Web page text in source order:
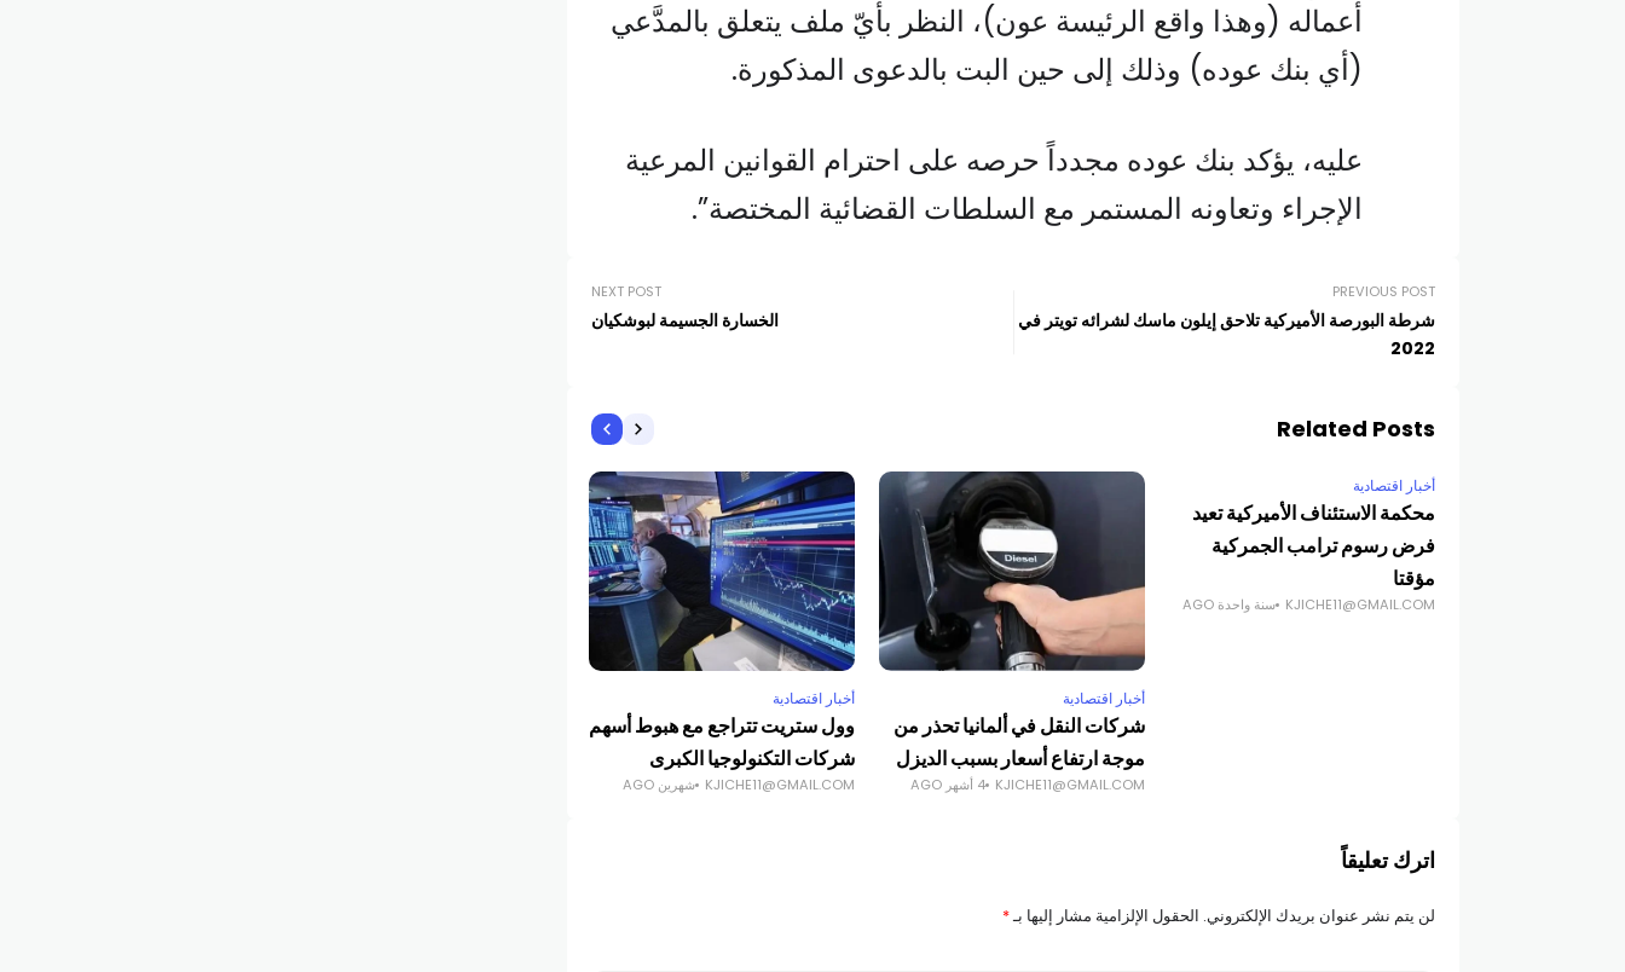
أعماله (وهذا واقع الرئيسة عون)، النظر بأيّ ملف يتعلق بالمدَّعي
(أي بنك عوده) وذلك إلى حين البت بالدعوى المذكورة.
عليه، يؤكد بنك عوده مجدداً حرصه على احترام القوانين المرعية
الإجراء وتعاونه المستمر مع السلطات القضائية المختصة”.
PREVIOUS POST
شرطة البورصة الأميركية تلاحق إيلون ماسك لشرائه تويتر في
2022
NEXT POST
الخسارة الجسيمة لبوشكيان
Related Posts
أخبار اقتصادية
محكمة الاستئناف الأميركية تعيد
فرض رسوم ترامب الجمركية
مؤقتا
KJICHE11@GMAIL.COM سنة واحدة AGO
أخبار اقتصادية
شركات النقل في ألمانيا تحذر من
موجة ارتفاع أسعار بسبب الديزل
KJICHE11@GMAIL.COM 4 أشهر AGO
أخبار اقتصادية
وول ستريت تتراجع مع هبوط أسهم
شركات التكنولوجيا الكبرى
KJICHE11@GMAIL.COM شهرين AGO
اترك تعليقاً
لن يتم نشر عنوان بريدك الإلكتروني. الحقول الإلزامية مشار إليها بـ*